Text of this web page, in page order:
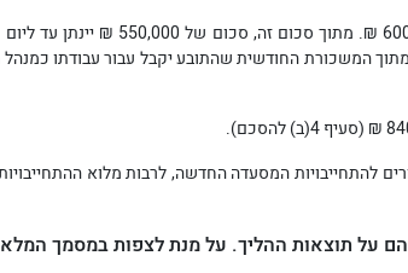
החדשה, והיא תיפרע ב-20 תשלומים בסך 2,500 ₪ כל אחד מתוך המשכורת החודשית שהתובע
להתחייבויות המסעדה החדשה, לרבות מלוא
על תוצאות ההליך. על מנת לצפות במסמך